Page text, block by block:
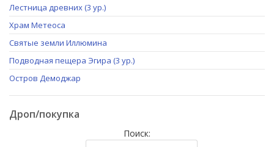
Лестница древних (3 ур.)
Храм Метеоса
Святые земли Иллюмина
Подводная пещера Эгира (3 ур.)
Остров Демоджар
Дроп/покупка
Поиск: